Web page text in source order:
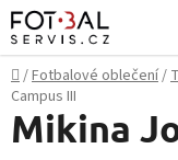
Přejít
na
obsah
Domů
/Fotbalové oblečení/
Campus III
Mikina